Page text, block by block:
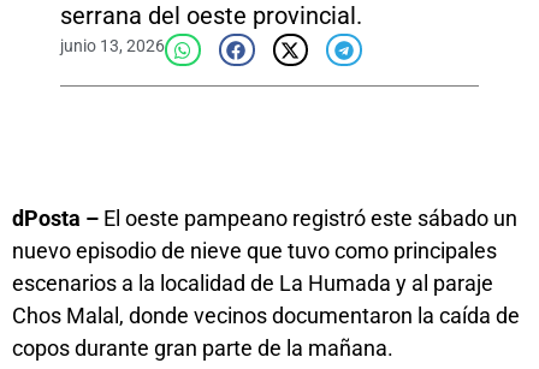
serrana del oeste provincial.
junio 13, 2026
dPosta – El oeste pampeano registró este sábado un
nuevo episodio de nieve que tuvo como principales
escenarios a la localidad de La Humada y al paraje
Chos Malal, donde vecinos documentaron la caída de
copos durante gran parte de la mañana.